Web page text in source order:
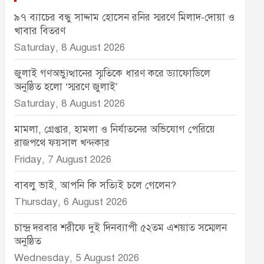
৯৭ ব্যাচের বন্ধু সাদ্দাম হোসেন রনির স্মরণে মিলাদ-দোয়া ও
খাবার বিতরণ
Saturday, 8 August 2026
জুলাই গণঅভ্যুত্থানের স্মৃতিকে ধারণ করে ড্যাফোডিলে
অনুষ্ঠিত হলো ‘স্মরণে জুলাই’
Saturday, 8 August 2026
মামলা, গ্রেপ্তার, হামলা ও নির্যাতনের অভিযোগ পেরিয়ে
রাজপথে ফয়সাল খন্দকার
Friday, 7 August 2026
বাবলু ভাই, আপনি কি সত্যিই চলে গেলেন?
Thursday, 6 August 2026
চান্দ্র দরবার শরীফে দুই দিনব্যাপী ৫২তম এশয়াত সম্মেলন
অনুষ্ঠিত
Wednesday, 5 August 2026